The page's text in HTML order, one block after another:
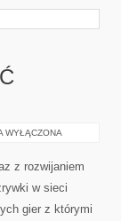
WYŁĄCZONA
z rozwijaniem
w sieci
gier z którymi